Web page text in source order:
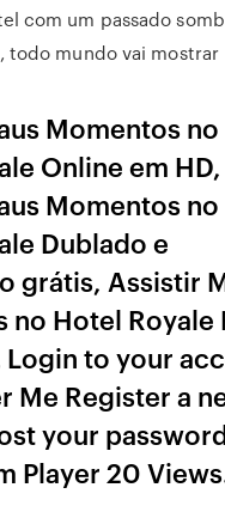
com um passado
todo mundo vai mostrar
Momentos no
Online em HD,
Momentos no
Dublado e
grátis, Assistir
no Hotel Royale
to your
Me Register a
your
Player 20